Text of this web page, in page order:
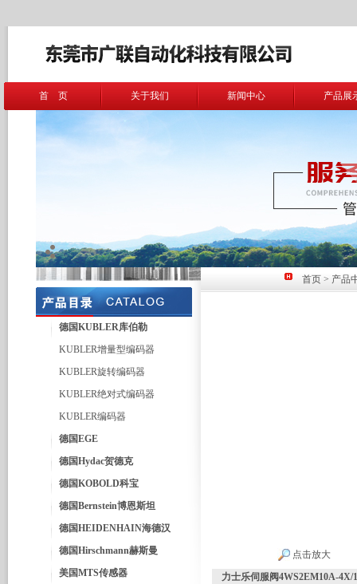
首 页 关于我们 新闻中心 产品展
德国KUBLER库伯勒
KUBLER增量型编码器
KUBLER旋转编码器
KUBLER绝对式编码器
KUBLER编码器
德国EGE
德国Hydac贺德克
德国KOBOLD科宝
德国Bernstein博恩斯坦
德国HEIDENHAIN海德汉
德国Hirschmann赫斯曼
美国MTS传感器
首页 > 产品
点击放大
力士乐伺服阀4WS2EM10A-4X/